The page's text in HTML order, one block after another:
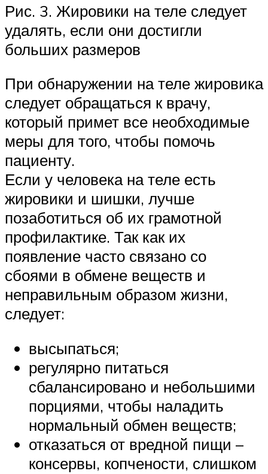
Рис. 3. Жировики на теле следует
удалять, если они достигли
больших размеров
При обнаружении на теле жировика
следует обращаться к врачу,
который примет все необходимые
меры для того, чтобы помочь
пациенту.
Если у человека на теле есть
жировики и шишки, лучше
позаботиться об их грамотной
профилактике. Так как их
появление часто связано со
сбоями в обмене веществ и
неправильным образом жизни,
следует:
высыпаться;
регулярно питаться
сбалансировано и небольшими
порциями, чтобы наладить
нормальный обмен веществ;
отказаться от вредной пищи –
консервы, копчености, слишком